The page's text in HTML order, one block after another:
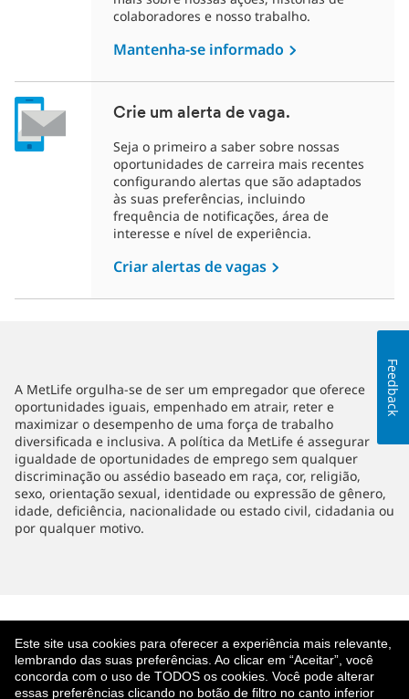
Este site usa cookies para oferecer a experiência mais relevante,
lembrando das suas preferências. Ao clicar em “Aceitar”, você
concorda com o uso de TODOS os cookies. Você pode alterar
essas preferências clicando no botão de filtro no canto inferior
colaboradores e nosso trabalho.
Mantenha-se informado
Crie um alerta de vaga.
Seja o primeiro a saber sobre nossas
oportunidades de carreira mais recentes
configurando alertas que são adaptados
às suas preferências, incluindo
frequência de notificações, área de
interesse e nível de experiência.
Criar alertas de vagas
A MetLife orgulha-se de ser um empregador que oferece
oportunidades iguais, empenhado em atrair, reter e
maximizar o desempenho de uma força de trabalho
diversificada e inclusiva. A política da MetLife é assegurar
igualdade de oportunidades de emprego sem qualquer
discriminação ou assédio baseado em raça, cor, religião,
sexo, orientação sexual, identidade ou expressão de gênero,
idade, deficiência, nacionalidade ou estado civil, cidadania ou
por qualquer motivo.
Feedback